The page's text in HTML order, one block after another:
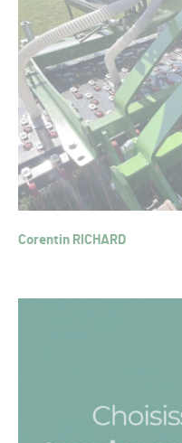
Corentin RICHARD